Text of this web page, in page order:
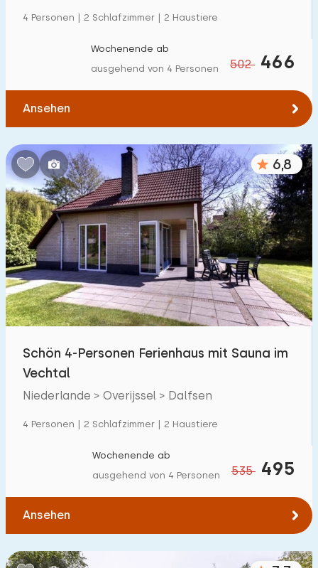
Kindereinrichtungen im Park
Zugänglichkeit
Eingeschränkte Mobilität
Rollstuhlgerecht
Hilfsmittel 2
4 Personen | 2 Schlafzimmer | 2 Haustiere
502 466
Wochenende ab
ausgehend von 4 Personen
Ansehen
6,8
Schön 4-Personen Ferienhaus mit Sauna im
Vechtal
Niederlande > Overijssel > Dalfsen
4 Personen | 2 Schlafzimmer | 2 Haustiere
535 495
Wochenende ab
ausgehend von 4 Personen
Ansehen